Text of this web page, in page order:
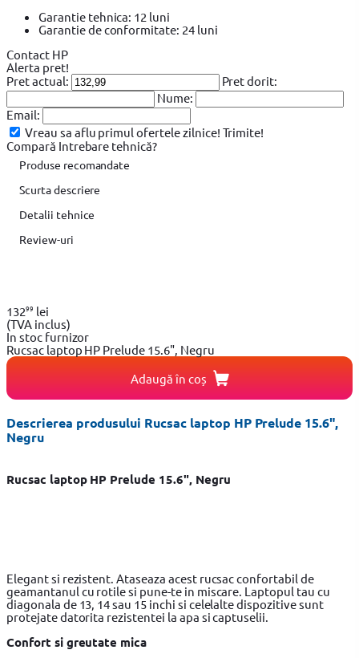
Garantie tehnica: 12 luni
Garantie de conformitate: 24 luni
Contact HP
Alerta pret!
Pret actual:
Pret dorit:
Nume:
Email:
Vreau sa aflu primul ofertele zilnice! Trimite!
Compară Intrebare tehnică?
Produse recomandate
Scurta descriere
Detalii tehnice
Review-uri
13299 lei
(TVA inclus)
In stoc furnizor
Rucsac laptop HP Prelude 15.6", Negru
Adaugă în coș
Descrierea produsului Rucsac laptop HP Prelude 15.6",
Negru
Rucsac laptop HP Prelude 15.6", Negru
Elegant si rezistent. Ataseaza acest rucsac confortabil de
geamantanul cu rotile si pune-te in miscare. Laptopul tau cu
diagonala de 13, 14 sau 15 inchi si celelalte dispozitive sunt
protejate datorita rezistentei la apa si captuselii.
Confort si greutate mica